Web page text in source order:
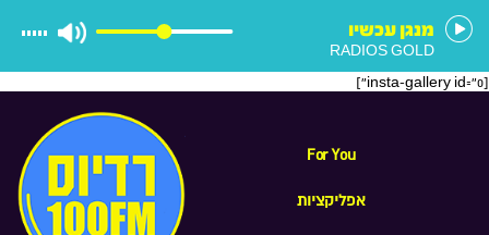
מנגן עכשיו
RADIOS GOLD
[insta-gallery id="0"]
For You
אפליקציות